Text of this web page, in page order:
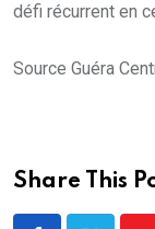
défi récurrent en
Source Guéra
Share This